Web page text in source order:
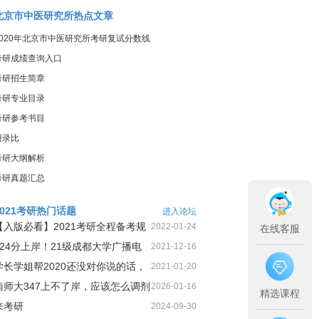
京市中医研究所热点文章
年北京市中医研究所考研复试分数线
研成绩查询入口
研招生简章
研专业目录
研参考书目
录比
研大纲解析
研真题汇总
考研热门话题
进入论坛
2022-01-24
入版必看】2021考研全程备考规
！
2021-12-16
分上岸！21级成都大学广播电
第1名三跨二战上岸经
2021-01-20
长学姐帮2020还没对你说的话，
天这就告诉你
2026-01-16
师大347上不了岸，应该怎么调剂
2024-09-30
考研
在线客服
精选课程